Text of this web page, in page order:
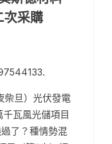
次采購
柴旦）光伏發電
瓦風光儲項目
了？種情勢混